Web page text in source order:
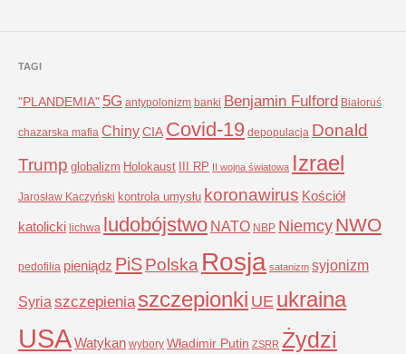
TAGI
"PLANDEMIA" 5G antypolonizm banki Benjamin Fulford Białoruś
chazarska mafia ChinyCIA Covid-19 depopulacja Donald
Trump globalizm Holokaust III RP II wojna światowa Izrael
Jarosław Kaczyński kontrola umysłu koronawirus Kościół
katolicki lichwa ludobójstwo NATO NBP NiemcyNWO
pedofilia pieniądz PiSPolska Rosja satanizm syjonizm
Syria szczepienia szczepionki UE ukraina
USAWatykan wybory Władimir Putin ZSRR Żydzi